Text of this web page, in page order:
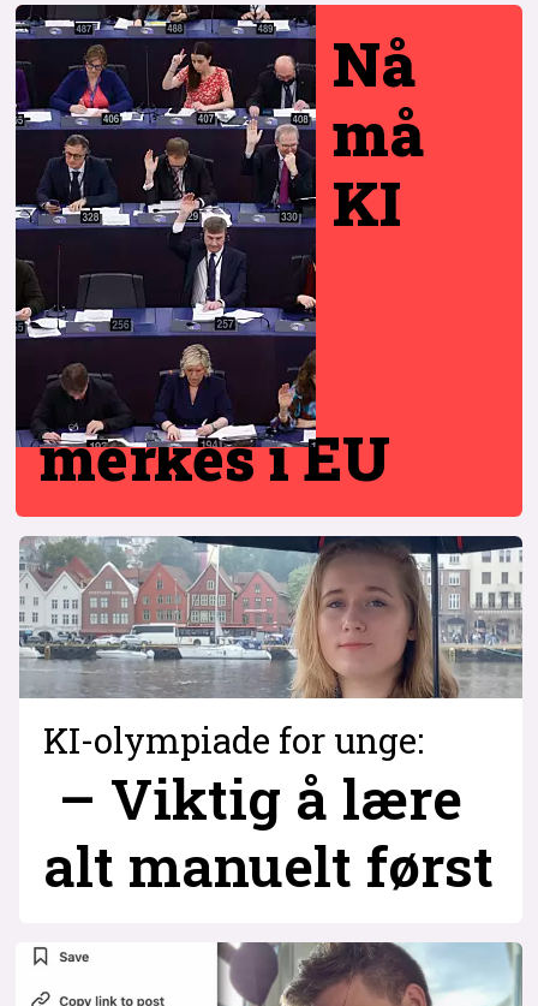
Nå
må
KI
merkes i EU
KI-olympiade for unge:
– Viktig å lære
alt manuelt først